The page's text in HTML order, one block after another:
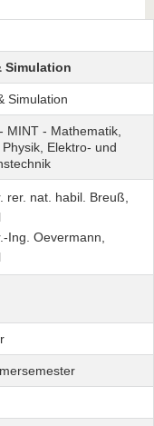
Simulation
Simulation
MINT - Mathematik,
Elektro- und
rer. nat. habil. Breuß,
Ing. Oevermann,